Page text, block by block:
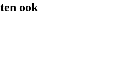
ook